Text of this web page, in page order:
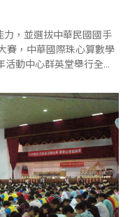
，並選拔中華民國國手
賽，中華國際珠心算數學
動中心群英堂舉行全國